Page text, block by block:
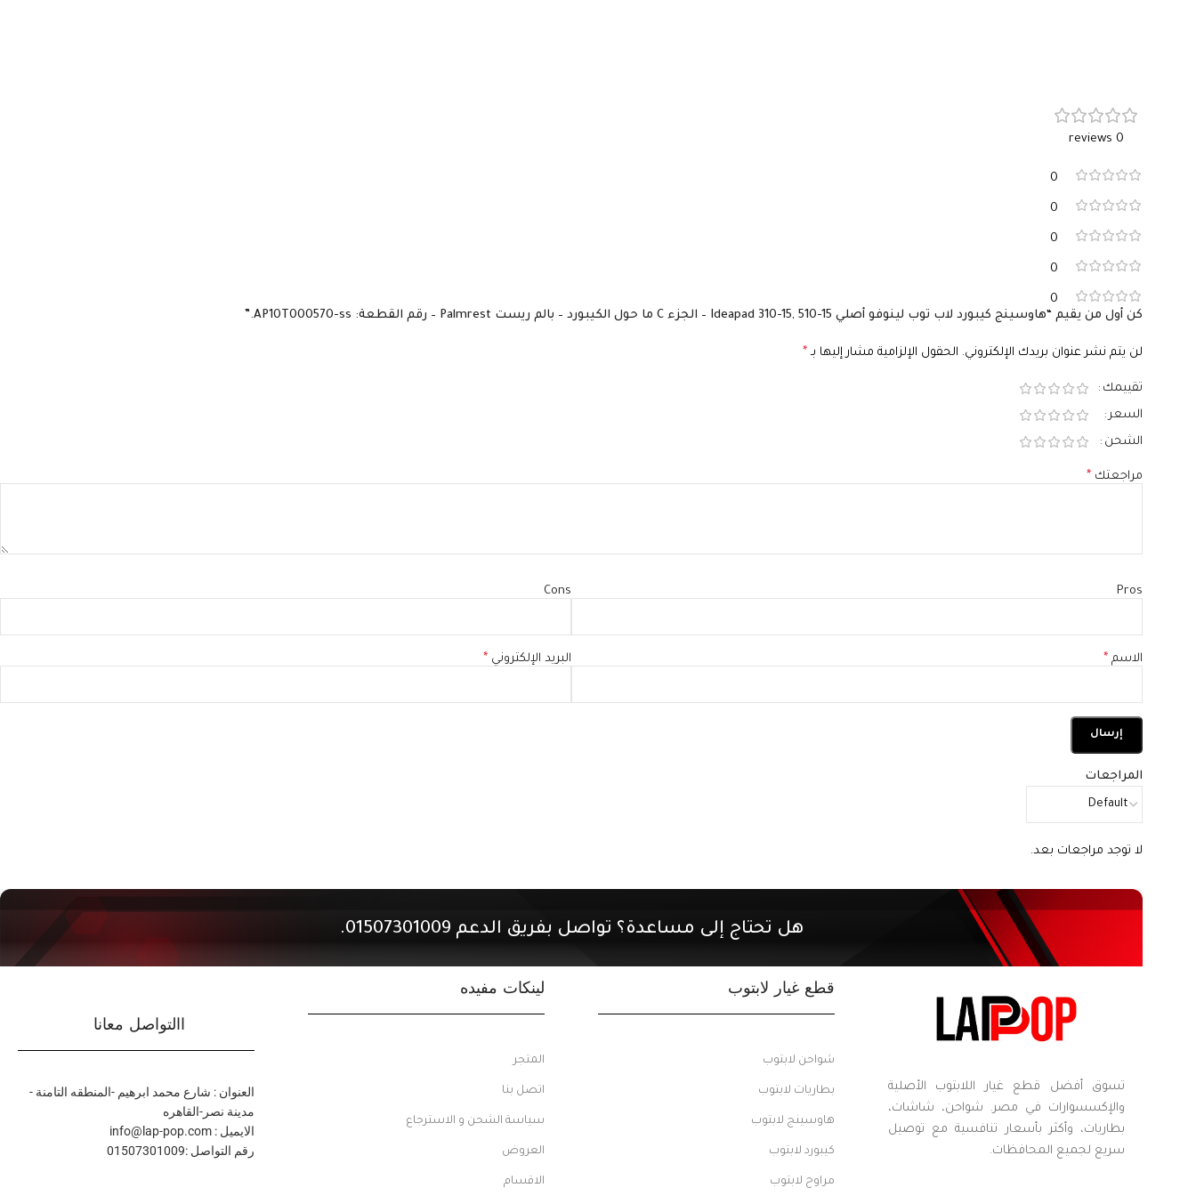
0 reviews
0
0
0
0
0
المراجعات
لا توجد مراجعات بعد.
كن أول من يقيم “هاوسينج كيبورد لاب توب لينوفو أصلي Ideapad 310-15, 510-15 – الجزء C ما حول الكيبورد – بالم ريست Palmrest – رقم القطعة: AP10T000570-ss.”
لن يتم نشر عنوان بريدك الإلكتروني. الحقول الإلزامية مشار إليها بـ *
تقييمك
السعر
الشحن
مراجعتك *
Pros
Cons
الاسم * البريد الإلكتروني *
هل تحتاج إلى مساعدة؟ تواصل بفريق الدعم 01507301009.
تسوق أفضل قطع غيار اللابتوب الأصلية
والإكسسوارات في مصر. شواحن، شاشات،
بطاريات، وأكثر بأسعار تنافسية مع توصيل
سريع لجميع المحافظات.
قطع غيار لابتوب
شواحن لابتوب
بطاريات لابتوب
هاوسينج لابتوب
كيبورد لابتوب
مراوح لابتوب
لينكات مفيده
المتجر
اتصل بنا
سياسة الشحن و الاسترجاع
العروض
الاقسام
االتواصل معانا
العنوان : شارع محمد ابرهيم -المنطقه التامنة -
مدينة نصر-القاهره
الايميل : info@lap-pop.com
رقم التواصل :01507301009